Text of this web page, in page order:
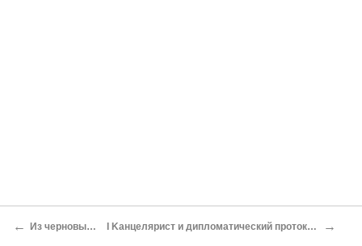
← Из черновых записей I Kанцелярист и дипломатический протокол. Психопаты самотека →